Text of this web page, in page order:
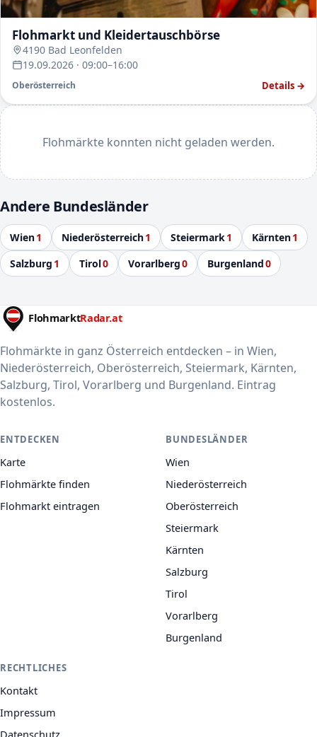
Flohmarkt und Kleidertauschbörse
4190 Bad Leonfelden
19.09.2026 · 09:00–16:00
Oberösterreich Details →
Flohmärkte konnten nicht geladen werden.
Andere Bundesländer
Wien1 Niederösterreich1 Steiermark1 Kärnten1
Salzburg 1 Tirol0 Vorarlberg0 Burgenland0
Flohmärkte in ganz Österreich entdecken – in Wien,
Niederösterreich, Oberösterreich, Steiermark, Kärnten,
Salzburg, Tirol, Vorarlberg und Burgenland. Eintrag
kostenlos.
ENTDECKEN
Karte
Flohmärkte finden
Flohmarkt eintragen
BUNDESLÄNDER
Wien
Niederösterreich
Oberösterreich
Steiermark
Kärnten
Salzburg
Tirol
Vorarlberg
Burgenland
RECHTLICHES
Kontakt
Impressum
Datenschutz